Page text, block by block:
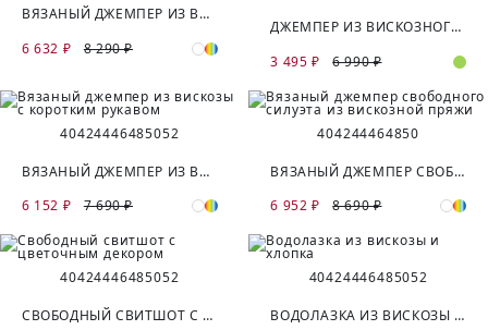
ВЯЗАНЫЙ ДЖЕМПЕР ИЗ ВИСКОЗНОЙ ПРЯЖИ
6 632 ₽
8 290 ₽
ДЖЕМПЕР ИЗ ВИСКОЗНОГО ТРИКОТАЖА С УДЛИНЕННЫМИ МАНЖЕТАМИ
3 495 ₽
6 990 ₽
40424446485052
ВЯЗАНЫЙ ДЖЕМПЕР ИЗ ВИСКОЗЫ С КОРОТКИМ РУКАВОМ
6 152 ₽
7 690 ₽
404244464850
ВЯЗАНЫЙ ДЖЕМПЕР СВОБОДНОГО СИЛУЭТА ИЗ ВИСКОЗНОЙ ПРЯЖИ
6 952 ₽
8 690 ₽
40424446485052
СВОБОДНЫЙ СВИТШОТ С ЦВЕТОЧНЫМ ДЕКОРОМ
40424446485052
ВОДОЛАЗКА ИЗ ВИСКОЗЫ И ХЛОПКА